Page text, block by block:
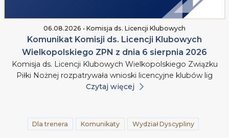
06.08.2026 • Komisja ds. Licencji Klubowych
Komunikat Komisji ds. Licencji Klubowych
Wielkopolskiego ZPN z dnia 6 sierpnia 2026
Komisja ds. Licencji Klubowych Wielkopolskiego Związku
Piłki Nożnej rozpatrywała wnioski licencyjne klubów lig
Czytaj więcej
Dla trenera Komunikaty Wydział Dyscypliny